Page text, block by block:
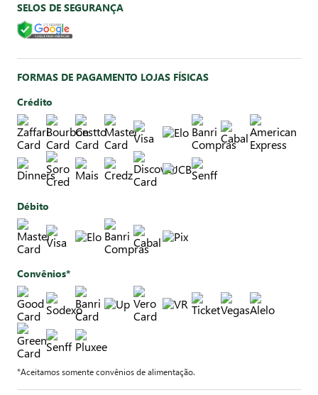
SELOS DE SEGURANÇA
FORMAS DE PAGAMENTO LOJAS FÍSICAS
Crédito
Débito
Convênios*
*Aceitamos somente convênios de alimentação.